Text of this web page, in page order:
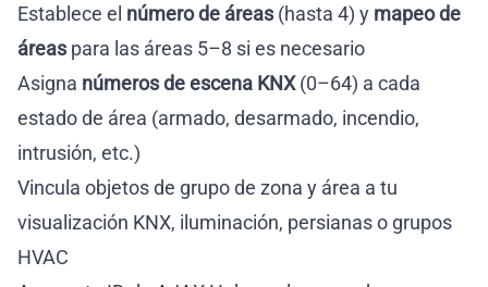
Establece el número de áreas (hasta 4) y mapeo de
áreas para las áreas 5–8 si es necesario
Asigna números de escena KNX(0–64) a cada
estado de área (armado, desarmado, incendio,
intrusión, etc.)
Vincula objetos de grupo de zona y área a tu
visualización KNX, iluminación, persianas o grupos
HVAC